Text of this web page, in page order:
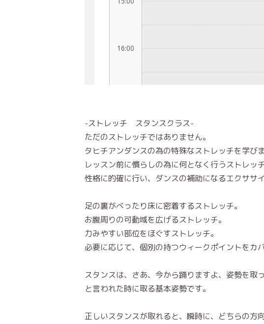
-ストレッチ スタンスクラス-
ただのストレッチではありません。
タヒチアンダンスの為の特殊なストレッチを学びま
レッスン前に慣らしの為に何となく行うストレ
性格に的確に行い、ダンスの補助になるエクササ
足の裏がべったり床に密着するストレッチ。
お腹周りの可動域を広げるストレッチ。
力みやすい部位をほぐすストレッチ。
必要に応じて、個別の持つウィークポイントをカ
スタンスは、さあ、今から踊りますよ、姿勢を取
と言われた時に取る基本姿勢です。
正しいスタンスが取れると、瞬時に、どちらの方